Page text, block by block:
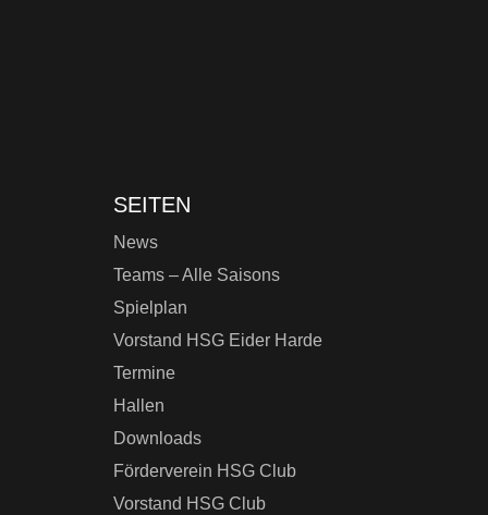
SEITEN
News
Teams – Alle Saisons
Spielplan
Vorstand HSG Eider Harde
Termine
Hallen
Downloads
Förderverein HSG Club
Vorstand HSG Club